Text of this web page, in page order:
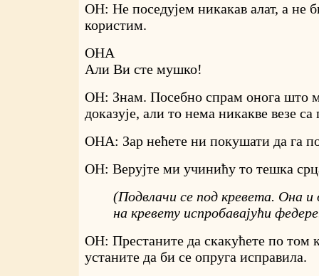
ОН: Не поседујем никакав алат, а не
користим.
ОНА
Али Ви сте мушко!
ОН: Знам. Посебно спрам онога што
доказује, али то нема никакве везе
ОНА: Зар нећете ни покушати да га
ОН: Верујте ми учинићу то тешка
(Подвлачи се под кревета. Она и
на кревету испробавајући
ОН: Престаните да скакућете по том
устаните да би се опруга исправила.